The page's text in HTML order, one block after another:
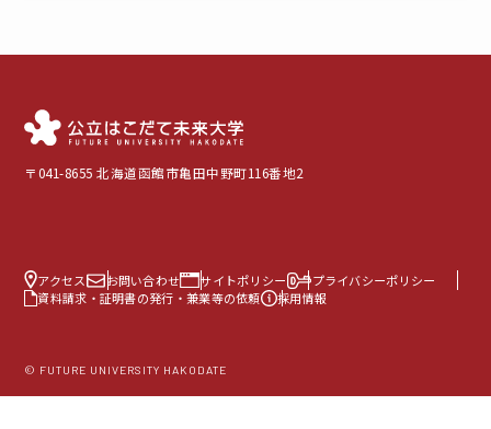
〒041-8655 北海道函館市亀田中野町116番地2
アクセス お問い合わせ サイトポリシー
プライバシーポリシー
資料請求・証明書の発行・兼業等の依頼
採用情報
© FUTURE UNIVERSITY HAKODATE